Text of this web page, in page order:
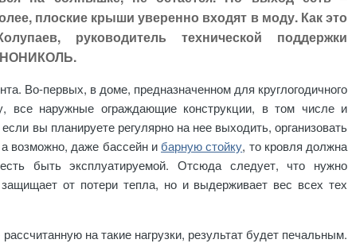
плоские крыши уверенно входят в моду. Как это
руководитель технической поддержки
Во-первых, в доме, предназначенном для круглогодичного
все наружные ограждающие конструкции, в том числе и
вы планируете регулярно на нее выходить, организовать
возможно, даже бассейн и барную стойку, то кровля должна
быть эксплуатируемой. Отсюда следует, что нужно
от потери тепла, но и выдерживает вес всех тех
на такие нагрузки, результат будет печальным.